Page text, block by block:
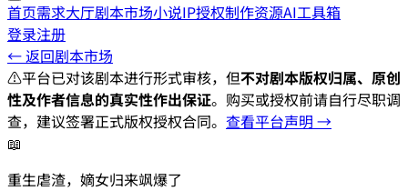
首页需求大厅剧本市场小说IP授权制作资源AI工具箱
登录注册
← 返回剧本市场
⚠️平台已对该剧本进行形式审核，但不对剧本版权归属、原创
性及作者信息的真实性作出保证。购买或授权前请自行尽职调
查，建议签署正式版权授权合同。 查看平台声明 →
📖
重生虐渣，嫡女归来飒爆了